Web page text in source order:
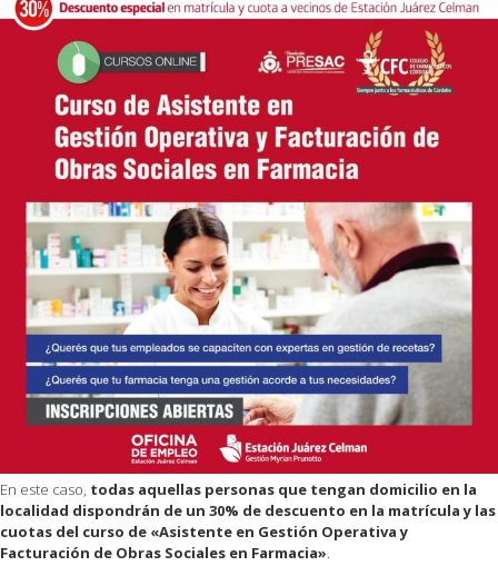
En este caso, todas aquellas personas que tengan domicilio en la
localidad dispondrán de un 30% de descuento en la matrícula y las
cuotas del curso de «Asistente en Gestión Operativa y
Facturación de Obras Sociales en Farmacia»